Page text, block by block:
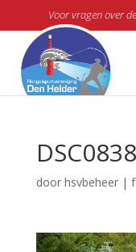
Voor vragen over
door hsvbeheer|